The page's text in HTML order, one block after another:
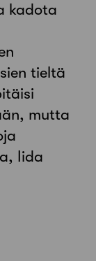
kadota
tieltä
mutta
Iida